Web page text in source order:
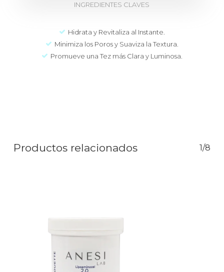
INGREDIENTES CLAVES
Hidrata y Revitaliza al Instante.
Minimiza los Poros y Suaviza la Textura.
Promueve una Tez más Clara y Luminosa.
Productos relacionados 1/8